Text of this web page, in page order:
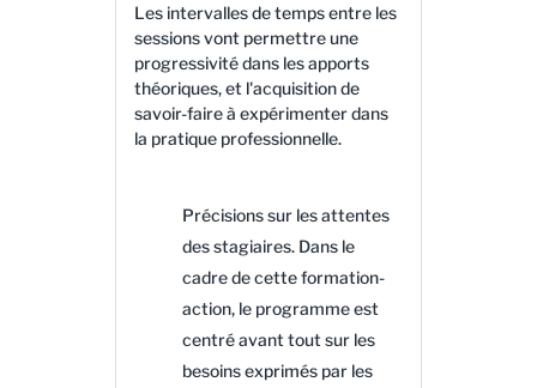
Les intervalles de temps entre les
sessions vont permettre une
progressivité dans les apports
théoriques, et l'acquisition de
savoir-faire à expérimenter dans
la pratique professionnelle.
Précisions sur les attentes
des stagiaires. Dans le
cadre de cette formation-
action, le programme est
centré avant tout sur les
besoins exprimés par les